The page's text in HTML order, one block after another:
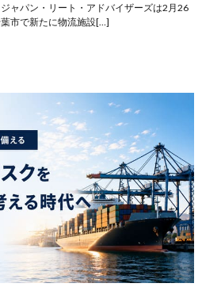
ャパン・リート・アドバイザーズは2月26
市で新たに物流施設[…]